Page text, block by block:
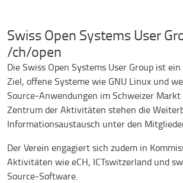
Swiss Open Systems User
/ch/open
Die Swiss Open Systems User Group ist
Ziel, offene Systeme wie GNU Linux und
Source-Anwendungen im Schweizer
Zentrum der Aktivitäten stehen die
Informationsaustausch unter den
Der Verein engagiert sich zudem in
Aktivitäten wie eCH, ICTswitzerland und
Source-Software.